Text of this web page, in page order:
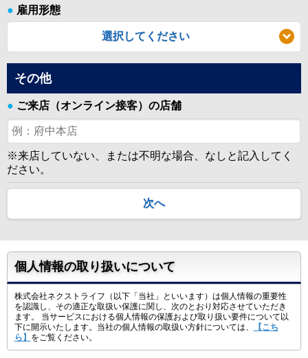
● 雇用形態
選択してください
その他
● ご来店（オンライン接客）の店舗
※来店していない、または不明な場合、なしと記入してく
ださい。
次へ
個人情報の取り扱いについて
株式会社ネクストライフ（以下「当社」といいます）は個人情報の重要性
を認識し、その適正な取扱い保護に関し、次のとおり対応させていただき
ます。 当サービスにおける個人情報の保護および取り扱い要件について以
下に開示いたします。当社の個人情報の取扱い方針については、
【こち
ら】
をご覧ください。